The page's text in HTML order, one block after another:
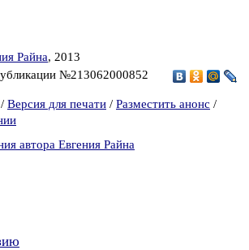
Райна, 2013
№213062000852
/ Версия для печати / Разместить анонс /
автора Евгения Райна